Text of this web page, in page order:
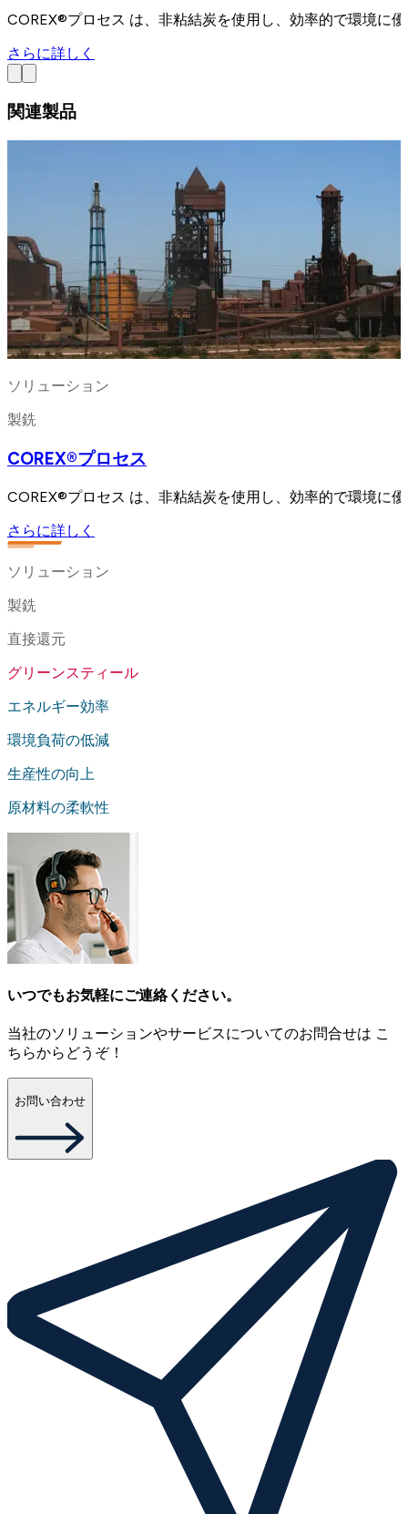
COREX®プロセス は、非粘結炭を使用し、効率的で環境に
さらに詳しく
関連製品
ソリューション
製銑
COREX®プロセス
COREX®プロセス は、非粘結炭を使用し、効率的で環境に
さらに詳しく
ソリューション
製銑
直接還元
グリーンスティール
エネルギー効率
環境負荷の低減
生産性の向上
原材料の柔軟性
いつでもお気軽にご連絡ください。
当社のソリューションやサービスについてのお問合せは こ
ちらからどうぞ！
お問い合わせ